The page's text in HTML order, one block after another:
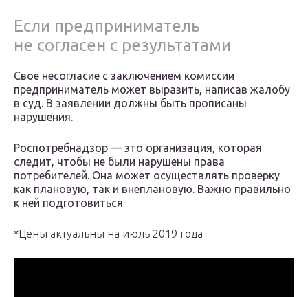
Если предприниматель
не согласен с результатами
Свое несогласие с заключением комиссии
предприниматель может выразить, написав жалобу
в суд. В заявлении должны быть прописаны
нарушения.
Роспотребнадзор — это организация, которая
следит, чтобы не были нарушены права
потребителей. Она может осуществлять проверку
как плановую, так и внеплановую. Важно правильно
к ней подготовиться.
*Цены актуальны на июль 2019 года